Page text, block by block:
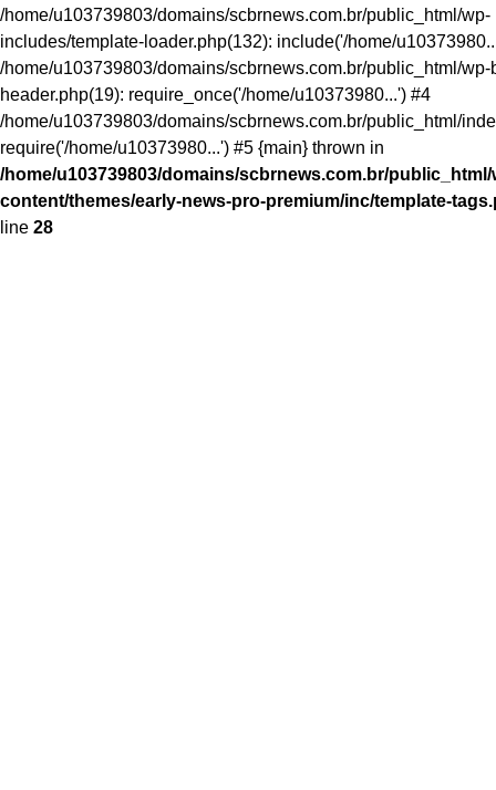
/home/u103739803/domains/scbrnews.com.br/public_html/wp-
includes/template-loader.php(132): include('/home/
/home/u103739803/domains/scbrnews.com.br/public_html/wp-
header.php(19): require_once('/home/u10373980...') #4
/home/u103739803/domains/scbrnews.com.br/public_html/
require('/home/u10373980...') #5 {main} thrown in
/home/u103739803/domains/scbrnews.com.br/public_html/
content/themes/early-news-pro-premium/inc/template-
line 28